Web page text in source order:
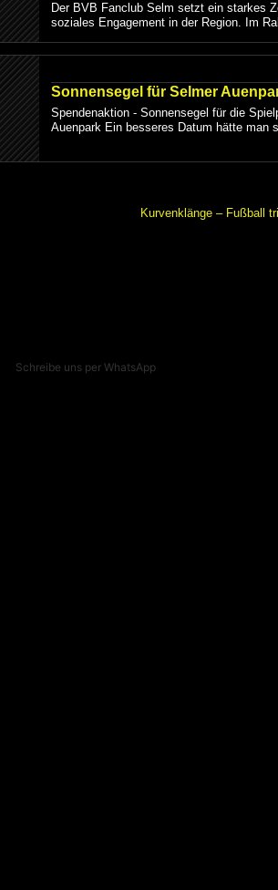
Der BVB Fanclub Selm setzt ein starkes
soziales Engagement in der Region. Im
Sonnensegel für Selmer
Spendenaktion - Sonnensegel für die
Auenpark Ein besseres Datum hätte man
Kurvenklänge – Fußball
Schreibe uns per WhatsApp